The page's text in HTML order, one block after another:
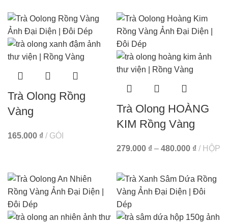
Trà Olong Rồng
Vàng
165.000 ₫ GÓI
Trà Olong HOÀNG
KIM Rồng Vàng
279.000 ₫ – 480.000 ₫ HỘP